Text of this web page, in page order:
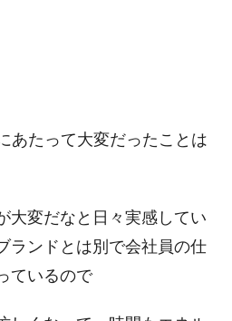
あたって大変だったことは
大変だなと日々実感してい
ランドとは別で会社員の仕
ているので